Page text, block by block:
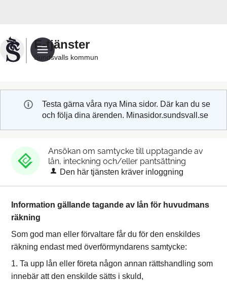
Sundsvalls
kommuns
e-
E-tjänster
Sundsvalls kommun
Testa gärna våra nya Mina sidor. Där kan du se
och följa dina ärenden. Minasidor.sundsvall.se
Ansökan om samtycke till upptagande av
lån, inteckning och/eller pantsättning
Den här tjänsten kräver inloggning
Information gällande tagande av lån för huvudmans
räkning
Som god man eller förvaltare får du för den enskildes
räkning endast med överförmyndarens samtycke:
1. Ta upp lån eller företa någon annan rättshandling som
innebär att den enskilde sätts i skuld,